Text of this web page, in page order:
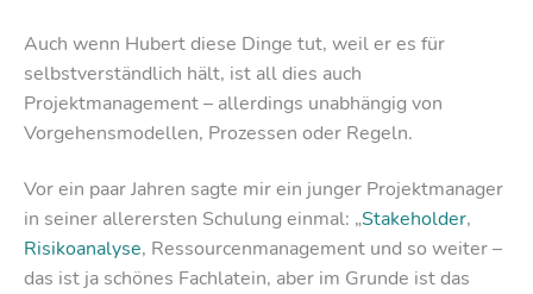
Auch wenn Hubert diese Dinge tut, weil er es für
selbstverständlich hält, ist all dies auch
Projektmanagement – allerdings unabhängig von
Vorgehensmodellen, Prozessen oder Regeln.
Vor ein paar Jahren sagte mir ein junger Projektmanager
in seiner allerersten Schulung einmal: „Stakeholder,
Risikoanalyse, Ressourcenmanagement und so weiter –
das ist ja schönes Fachlatein, aber im Grunde ist das